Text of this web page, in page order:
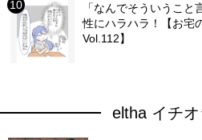
「なんでそういうこ
性にハラハラ！【お宅
Vol.112】
eltha イチ